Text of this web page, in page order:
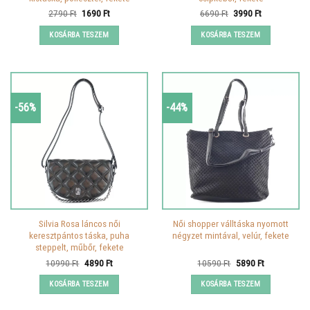
2790Ft Original
was:
2790 Ft.
1690FtCurrent
KOSÁRBA TESZEM
6690Ft Original
was:
6690 Ft.
3990FtCurrent
KOSÁRBA TESZEM
-56%
Silvia Rosa láncos női
keresztpántos táska, puha
steppelt, műbőr, fekete
10990Ft Original
was:
10990 Ft.
4890FtCurrent
KOSÁRBA TESZEM
-44%
Női shopper válltáska nyomott
négyzet mintával, velúr, fekete
10590Ft Original
was:
10590 Ft.
5890FtCurrent
KOSÁRBA TESZEM